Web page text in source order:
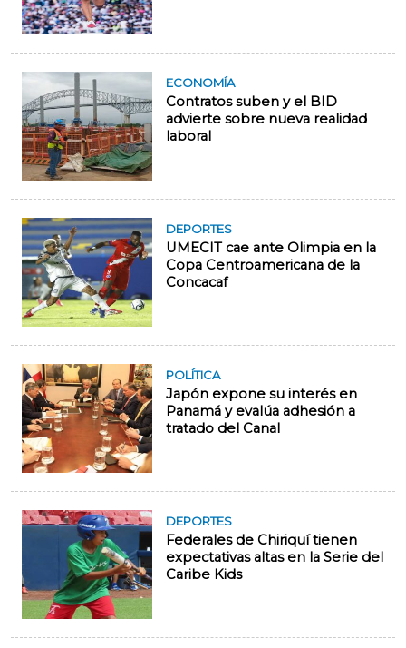
ECONOMÍA
Contratos suben y el BID
advierte sobre nueva realidad
laboral
DEPORTES
UMECIT cae ante Olimpia en la
Copa Centroamericana de la
Concacaf
POLÍTICA
Japón expone su interés en
Panamá y evalúa adhesión a
tratado del Canal
DEPORTES
Federales de Chiriquí tienen
expectativas altas en la Serie del
Caribe Kids